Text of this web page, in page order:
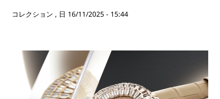
コレクション , 日 16/11/2025 - 15:44